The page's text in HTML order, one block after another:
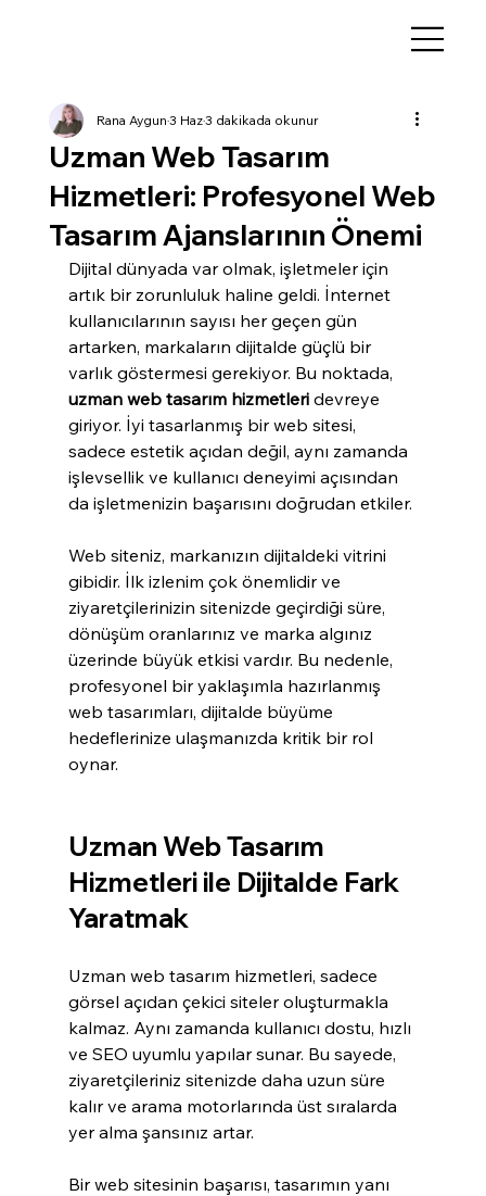
Uzman Web Tasarım
Hizmetleri: Profesyonel Web
Tasarım Ajanslarının Önemi
Rana Aygun3 Haz3 dakikada okunur
Dijital dünyada var olmak, işletmeler için
artık bir zorunluluk haline geldi. İnternet
kullanıcılarının sayısı her geçen gün
artarken, markaların dijitalde güçlü bir
varlık göstermesi gerekiyor. Bu noktada,
uzman web tasarım hizmetleri devreye
giriyor. İyi tasarlanmış bir web sitesi,
sadece estetik açıdan değil, aynı zamanda
işlevsellik ve kullanıcı deneyimi açısından
da işletmenizin başarısını doğrudan etkiler.
Web siteniz, markanızın dijitaldeki vitrini
gibidir. İlk izlenim çok önemlidir ve
ziyaretçilerinizin sitenizde geçirdiği süre,
dönüşüm oranlarınız ve marka algınız
üzerinde büyük etkisi vardır. Bu nedenle,
profesyonel bir yaklaşımla hazırlanmış
web tasarımları, dijitalde büyüme
hedeflerinize ulaşmanızda kritik bir rol
oynar.
Uzman Web Tasarım
Hizmetleri ile Dijitalde Fark
Yaratmak
Uzman web tasarım hizmetleri, sadece
görsel açıdan çekici siteler oluşturmakla
kalmaz. Aynı zamanda kullanıcı dostu, hızlı
ve SEO uyumlu yapılar sunar. Bu sayede,
ziyaretçileriniz sitenizde daha uzun süre
kalır ve arama motorlarında üst sıralarda
yer alma şansınız artar.
Bir web sitesinin başarısı, tasarımın yanı